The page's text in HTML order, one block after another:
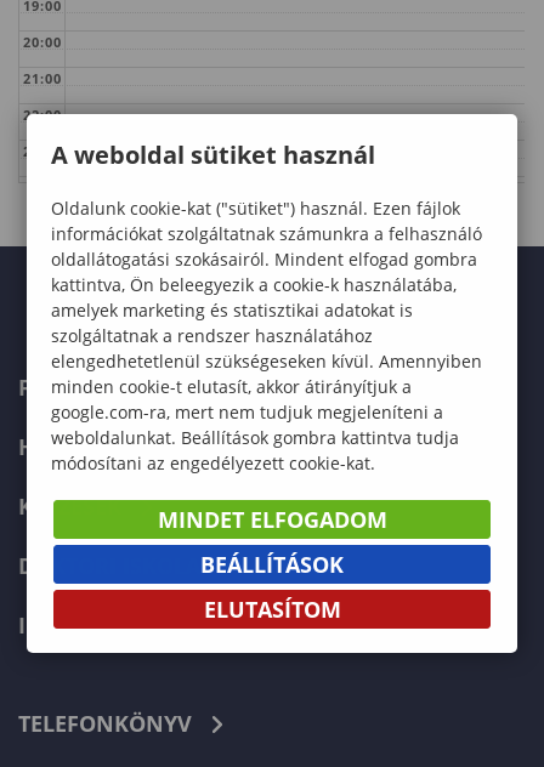
19:00
20:00
21:00
22:00
23:00
FELVÉTELIZŐKNEK
HALLGATÓKNAK
KÉPZÉSEK
DOKTORI ISKOLA
INTERNATIONAL
TELEFONKÖNYV
A weboldal sütiket használ
Oldalunk cookie-kat ("sütiket") használ. Ezen fájlok
információkat szolgáltatnak számunkra a felhasználó
oldallátogatási szokásairól. Mindent elfogad gombra
kattintva, Ön beleegyezik a cookie-k használatába,
amelyek marketing és statisztikai adatokat is
szolgáltatnak a rendszer használatához
elengedhetetlenül szükségeseken kívül. Amennyiben
minden cookie-t elutasít, akkor átirányítjuk a
google.com-ra, mert nem tudjuk megjeleníteni a
weboldalunkat. Beállítások gombra kattintva tudja
módosítani az engedélyezett cookie-kat.
MINDET ELFOGADOM
BEÁLLÍTÁSOK
ELUTASÍTOM